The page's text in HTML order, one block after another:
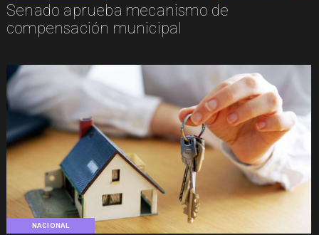
Senado aprueba mecanismo de
compensación municipal
NACIONAL